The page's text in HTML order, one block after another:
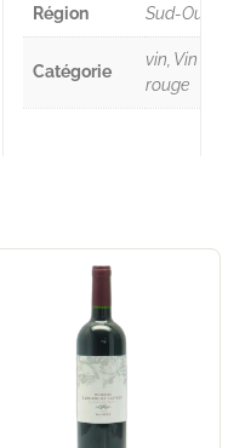
Région Sud-Ouest
Catégorie
vin, Vin
rouge